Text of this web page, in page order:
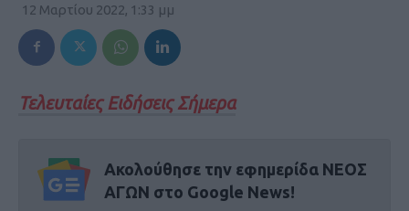
12 Μαρτίου 2022, 1:33 μμ
Τελευταίες Ειδήσεις Σήμερα
Ακολούθησε την εφημερίδα ΝΕΟΣ
ΑΓΩΝ στο Google News!